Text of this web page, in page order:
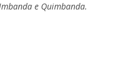
e Quimbanda.